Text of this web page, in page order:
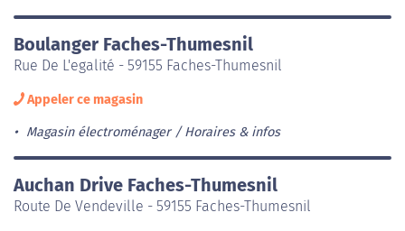
Boulanger Faches-Thumesnil
Rue De L'egalité - 59155 Faches-Thumesnil
Appeler ce magasin
Magasin électroménager Horaires & infos
Auchan Drive Faches-Thumesnil
Route De Vendeville - 59155 Faches-Thumesnil